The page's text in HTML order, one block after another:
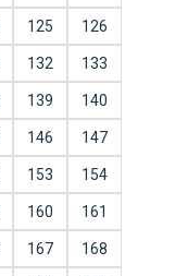
125 126
132 133
139 140
146 147
153 154
160 161
167 168